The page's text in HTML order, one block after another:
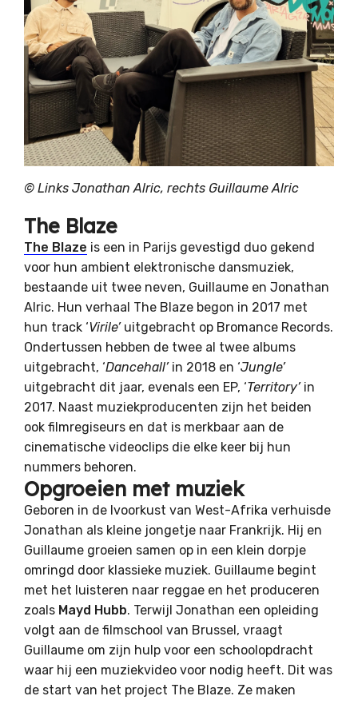
© Links Jonathan Alric, rechts Guillaume Alric
The Blaze
The Blaze is een in Parijs gevestigd duo gekend
voor hun ambient elektronische dansmuziek,
bestaande uit twee neven, Guillaume en Jonathan
Alric. Hun verhaal The Blaze begon in 2017 met
hun track ‘Virile’ uitgebracht op Bromance Records.
Ondertussen hebben de twee al twee albums
uitgebracht, ‘Dancehall’in 2018 en ‘Jungle’
uitgebracht dit jaar, evenals een EP, ‘Territory’in
2017. Naast muziekproducenten zijn het beiden
ook filmregiseurs en dat is merkbaar aan de
cinematische videoclips die elke keer bij hun
nummers behoren.
Opgroeien met muziek
Geboren in de Ivoorkust van West-Afrika verhuisde
Jonathan als kleine jongetje naar Frankrijk. Hij en
Guillaume groeien samen op in een klein dorpje
omringd door klassieke muziek. Guillaume begint
met het luisteren naar reggae en het produceren
zoals Mayd Hubb. Terwijl Jonathan een opleiding
volgt aan de filmschool van Brussel, vraagt
Guillaume om zijn hulp voor een schoolopdracht
waar hij een muziekvideo voor nodig heeft. Dit was
de start van het project The Blaze. Ze maken